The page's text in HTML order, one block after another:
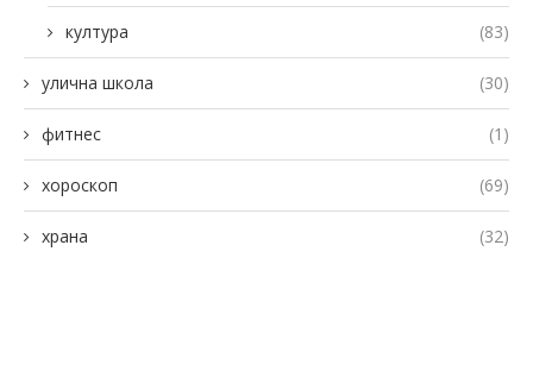
култура (83)
улична школа (30)
фитнес (1)
хороскоп (69)
храна (32)